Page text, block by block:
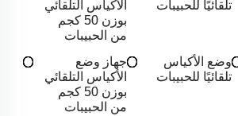
تلقائيًا للحبيبات
الأكياس التلقائي
بوزن 50 كجم
من الحبيبات
وضع الأكياس
تلقائيًا للحبيبات
جهاز وضع
الأكياس التلقائي
بوزن 50 كجم
من الحبيبات